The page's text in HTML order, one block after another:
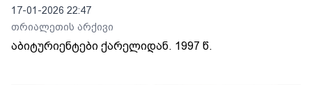
17-01-2026 22:47
თრიალეთის არქივი
აბიტურიენტები ქარელიდან. 1997 წ.